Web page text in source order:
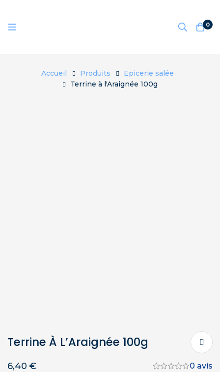
0
Accueil Produits
Epicerie salée
Terrine à l'Araignée 100g
Terrine À L’Araignée 100g
6,40 € 0 avis